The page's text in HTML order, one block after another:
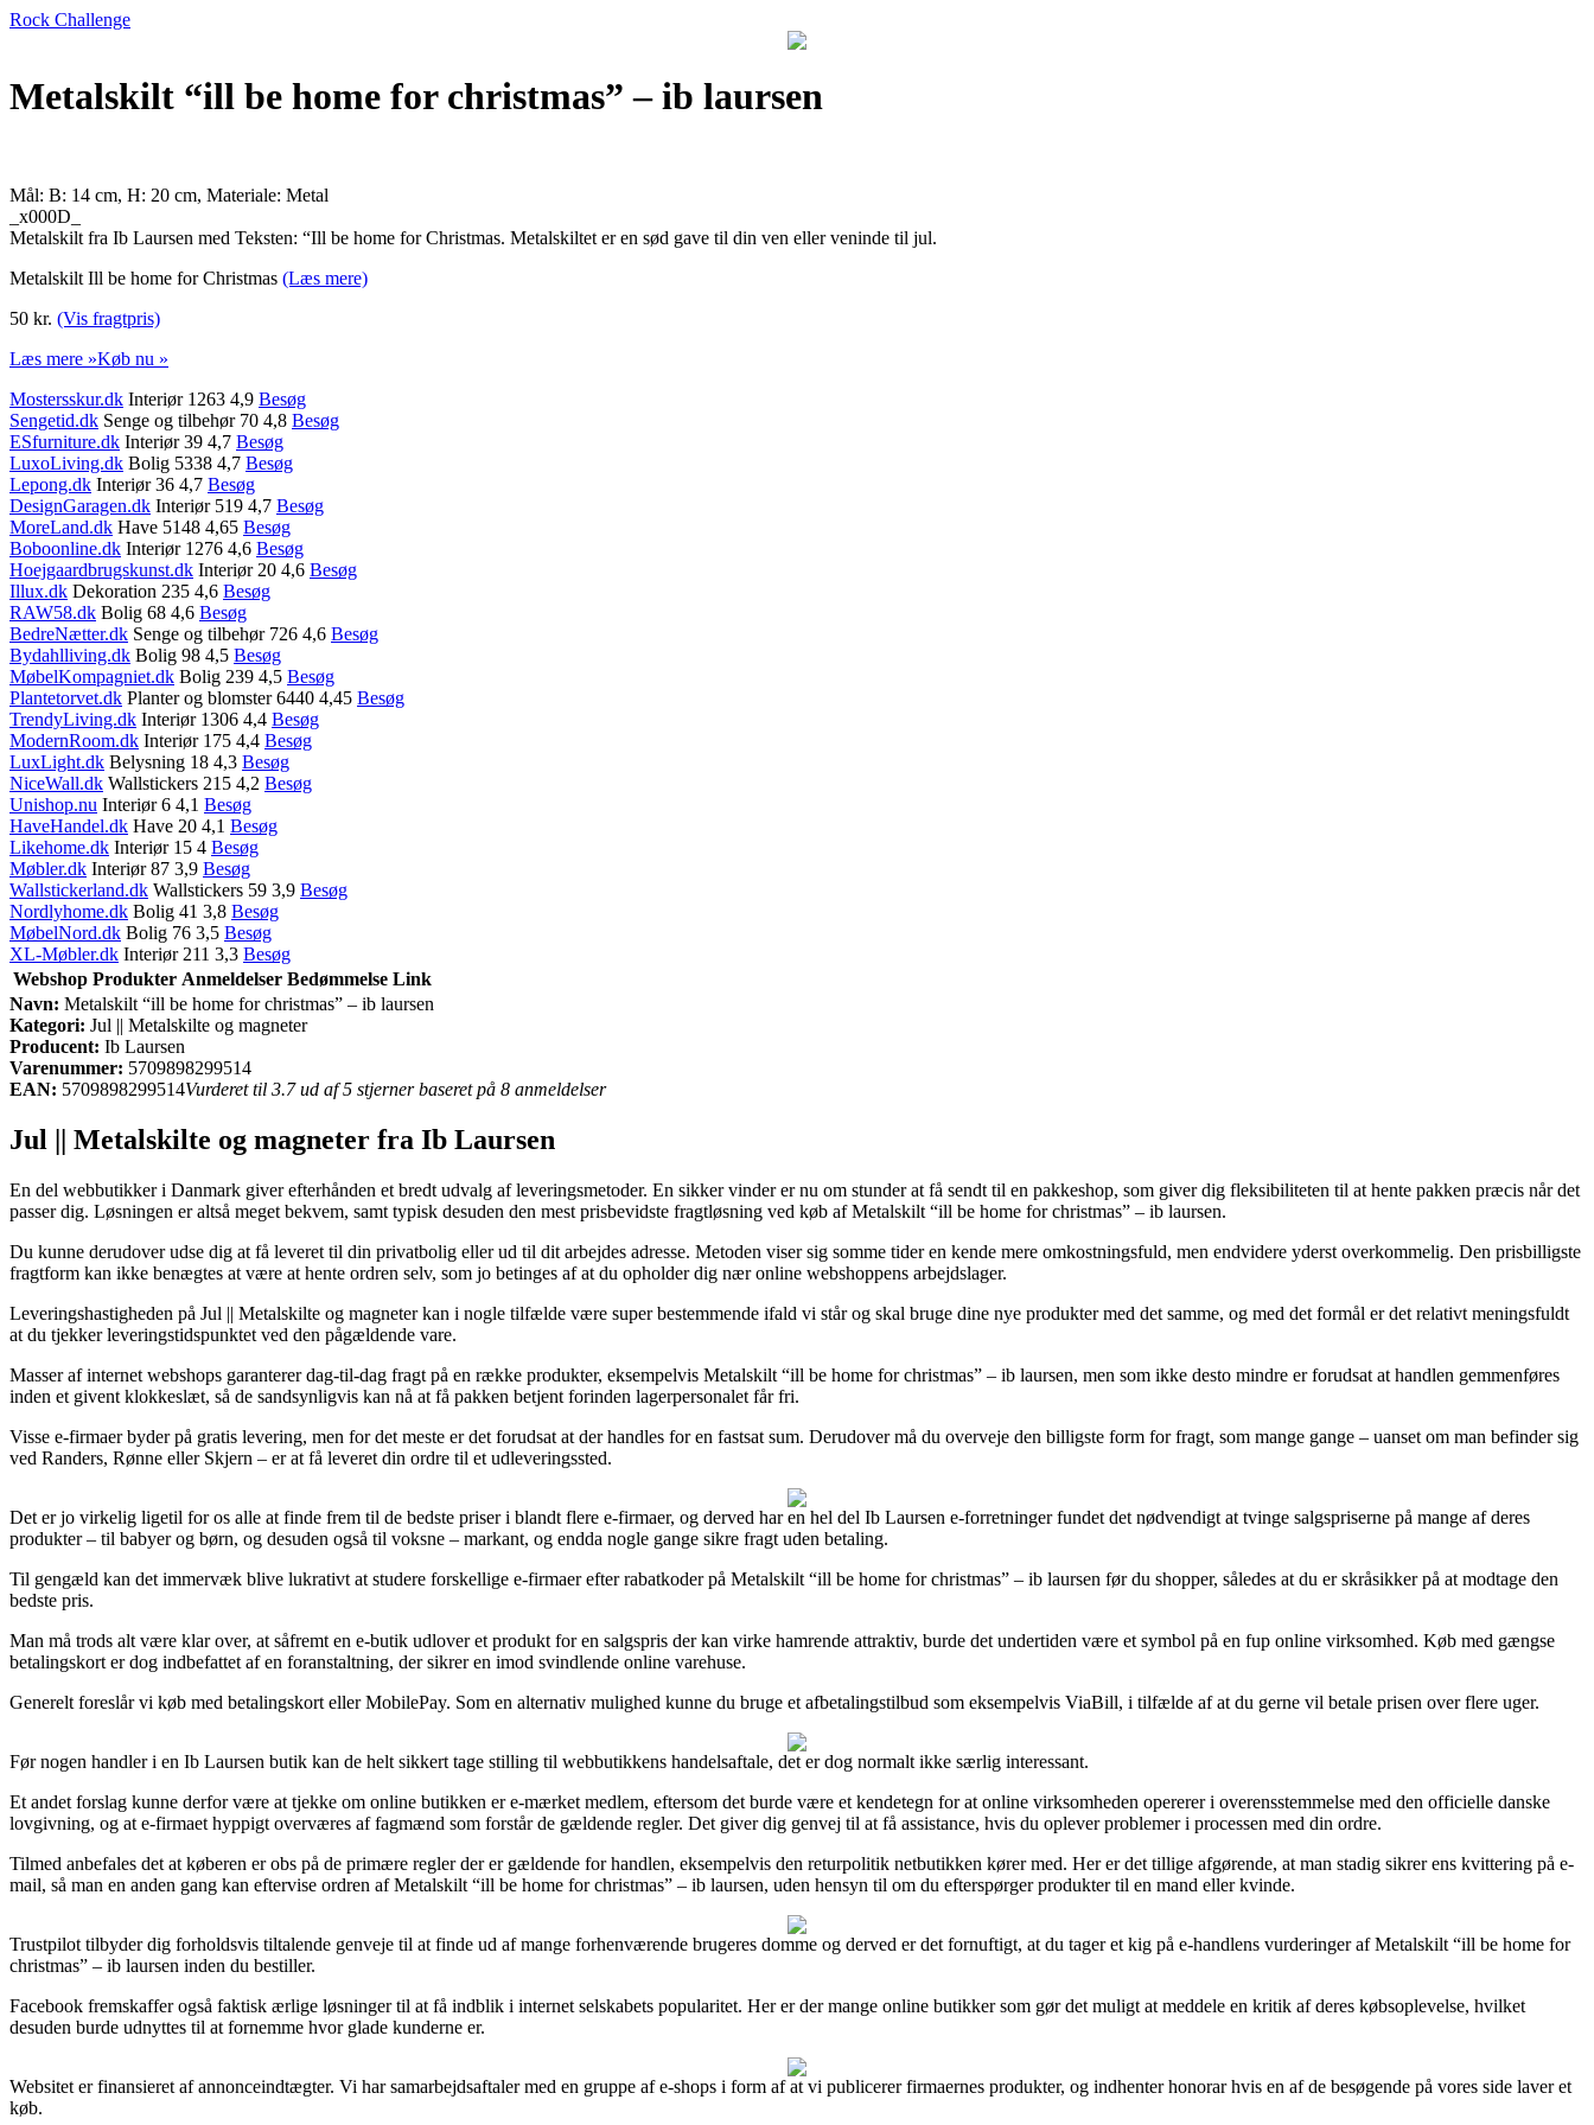
Rock Challenge
Metalskilt “ill be home for christmas” – ib laursen
Mål: B: 14 cm, H: 20 cm, Materiale: Metal
_x000D_
Metalskilt fra Ib Laursen med Teksten: “Ill be home for Christmas. Metalskiltet er en sød gave til din ven eller veninde til jul.
Metalskilt Ill be home for Christmas (Læs mere)
50 kr. (Vis fragtpris)
Læs mere »Køb nu »
Mostersskur.dk Interiør 1263 4,9 Besøg
Sengetid.dk Senge og tilbehør 70 4,8 Besøg
ESfurniture.dk Interiør 39 4,7 Besøg
LuxoLiving.dk Bolig 5338 4,7 Besøg
Lepong.dk Interiør 36 4,7 Besøg
DesignGaragen.dk Interiør 519 4,7 Besøg
MoreLand.dk Have 5148 4,65 Besøg
Boboonline.dk Interiør 1276 4,6 Besøg
Hoejgaardbrugskunst.dk Interiør 20 4,6 Besøg
Illux.dk Dekoration 235 4,6 Besøg
RAW58.dk Bolig 68 4,6 Besøg
BedreNætter.dk Senge og tilbehør 726 4,6 Besøg
Bydahlliving.dk Bolig 98 4,5 Besøg
MøbelKompagniet.dk Bolig 239 4,5 Besøg
Plantetorvet.dk Planter og blomster 6440 4,45 Besøg
TrendyLiving.dk Interiør 1306 4,4 Besøg
ModernRoom.dk Interiør 175 4,4 Besøg
LuxLight.dk Belysning 18 4,3 Besøg
NiceWall.dk Wallstickers 215 4,2 Besøg
Unishop.nu Interiør 6 4,1 Besøg
HaveHandel.dk Have 20 4,1 Besøg
Likehome.dk Interiør 15 4 Besøg
Møbler.dk Interiør 87 3,9 Besøg
Wallstickerland.dk Wallstickers 59 3,9 Besøg
Nordlyhome.dk Bolig 41 3,8 Besøg
MøbelNord.dk Bolig 76 3,5 Besøg
XL-Møbler.dk Interiør 211 3,3 Besøg
Webshop Produkter Anmeldelser Bedømmelse Link
Navn: Metalskilt “ill be home for christmas” – ib laursen
Kategori: Jul || Metalskilte og magneter
Producent: Ib Laursen
Varenummer: 5709898299514
EAN: 5709898299514Vurderet til 3.7 ud af 5 stjerner baseret på 8 anmeldelser
Jul || Metalskilte og magneter fra Ib Laursen
En del webbutikker i Danmark giver efterhånden et bredt udvalg af leveringsmetoder. En sikker vinder er nu om stunder at få sendt til en pakkeshop, som giver dig fleksibiliteten til at hente pakken præcis når det
passer dig. Løsningen er altså meget bekvem, samt typisk desuden den mest prisbevidste fragtløsning ved køb af Metalskilt “ill be home for christmas” – ib laursen.
Du kunne derudover udse dig at få leveret til din privatbolig eller ud til dit arbejdes adresse. Metoden viser sig somme tider en kende mere omkostningsfuld, men endvidere yderst overkommelig. Den prisbilligste
fragtform kan ikke benægtes at være at hente ordren selv, som jo betinges af at du opholder dig nær online webshoppens arbejdslager.
Leveringshastigheden på Jul || Metalskilte og magneter kan i nogle tilfælde være super bestemmende ifald vi står og skal bruge dine nye produkter med det samme, og med det formål er det relativt meningsfuldt
at du tjekker leveringstidspunktet ved den pågældende vare.
Masser af internet webshops garanterer dag-til-dag fragt på en række produkter, eksempelvis Metalskilt “ill be home for christmas” – ib laursen, men som ikke desto mindre er forudsat at handlen gemmenføres
inden et givent klokkeslæt, så de sandsynligvis kan nå at få pakken betjent forinden lagerpersonalet får fri.
Visse e-firmaer byder på gratis levering, men for det meste er det forudsat at der handles for en fastsat sum. Derudover må du overveje den billigste form for fragt, som mange gange – uanset om man befinder sig
ved Randers, Rønne eller Skjern – er at få leveret din ordre til et udleveringssted.
Det er jo virkelig ligetil for os alle at finde frem til de bedste priser i blandt flere e-firmaer, og derved har en hel del Ib Laursen e-forretninger fundet det nødvendigt at tvinge salgspriserne på mange af deres
produkter – til babyer og børn, og desuden også til voksne – markant, og endda nogle gange sikre fragt uden betaling.
Til gengæld kan det immervæk blive lukrativt at studere forskellige e-firmaer efter rabatkoder på Metalskilt “ill be home for christmas” – ib laursen før du shopper, således at du er skråsikker på at modtage den
bedste pris.
Man må trods alt være klar over, at såfremt en e-butik udlover et produkt for en salgspris der kan virke hamrende attraktiv, burde det undertiden være et symbol på en fup online virksomhed. Køb med gængse
betalingskort er dog indbefattet af en foranstaltning, der sikrer en imod svindlende online varehuse.
Generelt foreslår vi køb med betalingskort eller MobilePay. Som en alternativ mulighed kunne du bruge et afbetalingstilbud som eksempelvis ViaBill, i tilfælde af at du gerne vil betale prisen over flere uger.
Før nogen handler i en Ib Laursen butik kan de helt sikkert tage stilling til webbutikkens handelsaftale, det er dog normalt ikke særlig interessant.
Et andet forslag kunne derfor være at tjekke om online butikken er e-mærket medlem, eftersom det burde være et kendetegn for at online virksomheden opererer i overensstemmelse med den officielle danske
lovgivning, og at e-firmaet hyppigt overværes af fagmænd som forstår de gældende regler. Det giver dig genvej til at få assistance, hvis du oplever problemer i processen med din ordre.
Tilmed anbefales det at køberen er obs på de primære regler der er gældende for handlen, eksempelvis den returpolitik netbutikken kører med. Her er det tillige afgørende, at man stadig sikrer ens kvittering på e-
mail, så man en anden gang kan eftervise ordren af Metalskilt “ill be home for christmas” – ib laursen, uden hensyn til om du efterspørger produkter til en mand eller kvinde.
Trustpilot tilbyder dig forholdsvis tiltalende genveje til at finde ud af mange forhenværende brugeres domme og derved er det fornuftigt, at du tager et kig på e-handlens vurderinger af Metalskilt “ill be home for
christmas” – ib laursen inden du bestiller.
Facebook fremskaffer også faktisk ærlige løsninger til at få indblik i internet selskabets popularitet. Her er der mange online butikker som gør det muligt at meddele en kritik af deres købsoplevelse, hvilket
desuden burde udnyttes til at fornemme hvor glade kunderne er.
Websitet er finansieret af annonceindtægter. Vi har samarbejdsaftaler med en gruppe af e-shops i form af at vi publicerer firmaernes produkter, og indhenter honorar hvis en af de besøgende på vores side laver et
køb.